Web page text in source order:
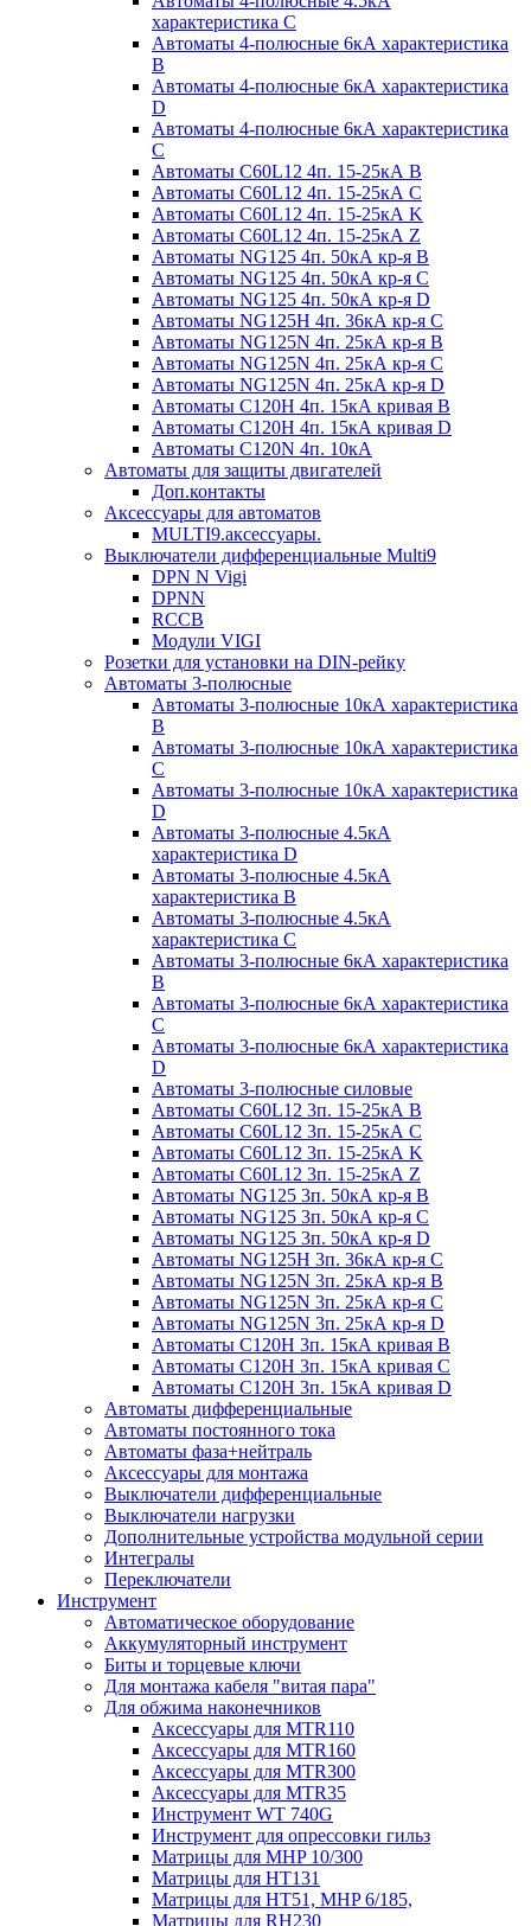
характеристика С
Автоматы 4-полюсные 6кА характеристика
B
Автоматы 4-полюсные 6кА характеристика
D
Автоматы 4-полюсные 6кА характеристика
С
Автоматы C60L12 4п. 15-25кА B
Автоматы C60L12 4п. 15-25кА C
Автоматы C60L12 4п. 15-25кА K
Автоматы C60L12 4п. 15-25кА Z
Автоматы NG125 4п. 50кА кр-я B
Автоматы NG125 4п. 50кА кр-я C
Автоматы NG125 4п. 50кА кр-я D
Автоматы NG125H 4п. 36кА кр-я C
Автоматы NG125N 4п. 25кА кр-я B
Автоматы NG125N 4п. 25кА кр-я C
Автоматы NG125N 4п. 25кА кр-я D
Автоматы С120H 4п. 15кА кривая B
Автоматы С120H 4п. 15кА кривая D
Автоматы С120N 4п. 10кА
Автоматы для защиты двигателей
Доп.контакты
Аксессуары для автоматов
MULTI9.аксессуары.
Выключатели дифференциальные Multi9
DPN N Vigi
DPNN
RCCB
Модули VIGI
Розетки для установки на DIN-рейку
Автоматы 3-полюсные
Автоматы 3-полюсные 10кА характеристика
B
Автоматы 3-полюсные 10кА характеристика
C
Автоматы 3-полюсные 10кА характеристика
D
Автоматы 3-полюсные 4.5кА
характеристика D
Автоматы 3-полюсные 4.5кА
характеристика В
Автоматы 3-полюсные 4.5кА
характеристика С
Автоматы 3-полюсные 6кА характеристика
B
Автоматы 3-полюсные 6кА характеристика
C
Автоматы 3-полюсные 6кА характеристика
D
Автоматы 3-полюсные силовые
Автоматы C60L12 3п. 15-25кА B
Автоматы C60L12 3п. 15-25кА C
Автоматы C60L12 3п. 15-25кА K
Автоматы C60L12 3п. 15-25кА Z
Автоматы NG125 3п. 50кА кр-я B
Автоматы NG125 3п. 50кА кр-я C
Автоматы NG125 3п. 50кА кр-я D
Автоматы NG125H 3п. 36кА кр-я C
Автоматы NG125N 3п. 25кА кр-я B
Автоматы NG125N 3п. 25кА кр-я C
Автоматы NG125N 3п. 25кА кр-я D
Автоматы С120Н 3п. 15кА кривая B
Автоматы С120Н 3п. 15кА кривая C
Автоматы С120Н 3п. 15кА кривая D
Автоматы дифференциальные
Автоматы постоянного тока
Автоматы фаза+нейтраль
Аксессуары для монтажа
Выключатели дифференциальные
Выключатели нагрузки
Дополнительные устройства модульной серии
Интегралы
Переключатели
Инструмент
Автоматическое оборудование
Аккумуляторный инструмент
Биты и торцевые ключи
Для монтажа кабеля "витая пара"
Для обжима наконечников
Аксессуары для MTR110
Аксессуары для MTR160
Аксессуары для MTR300
Аксессуары для MTR35
Инструмент WT 740G
Инструмент для опрессовки гильз
Матрицы для MHP 10/300
Матрицы для НТ131
Матрицы для НТ51, MHP 6/185,
Матрицы для RH230